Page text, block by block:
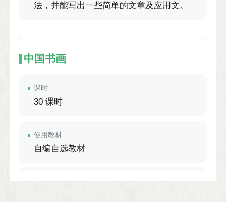
法，并能写出一些简单的文章及应用文。
中国书画
课时
30 课时
使用教材
自编自选教材